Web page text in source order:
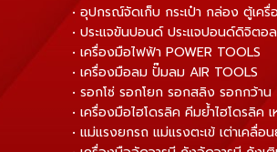
• อุปกรณ์จัดเก็บ กระเป๋า กล่อง ตู้เครื่
• ประแจขันปอนด์ ประแจปอนด์ดิจิตอล
• เครื่องมือไฟฟ้า POWER TOOLS
• เครื่องมือลม ปั๊มลม AIR TOOLS
• รอกโซ่ รอกโยก รอกสลิง รอกกว้าน
• เครื่องมือไฮโดรลิค คีมย้ำไฮโดรลิค
• แม่แรงยกรถ แม่แรงตะเข้ เต่าเคลื่อ